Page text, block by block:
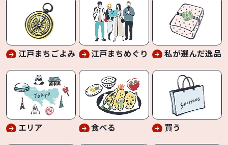
江戸まちごよみ 江戸まちめぐり 私が選んだ逸品
エリア 食べる 買う